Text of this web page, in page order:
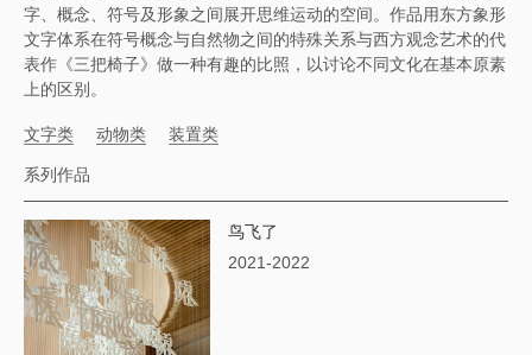
字、概念、符号及形象之间展开思维运动的空间。作品用东方象形
文字体系在符号概念与自然物之间的特殊关系与西方观念艺术的代
表作《三把椅子》做一种有趣的比照，以讨论不同文化在基本原素
上的区别。
文字类 动物类 装置类
系列作品
鸟飞了
2021-2022